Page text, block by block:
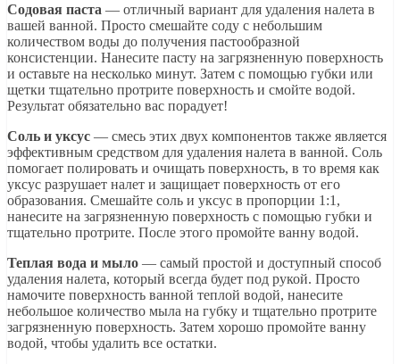
Содовая паста — отличный вариант для удаления налета в
вашей ванной. Просто смешайте соду с небольшим
количеством воды до получения пастообразной
консистенции. Нанесите пасту на загрязненную поверхность
и оставьте на несколько минут. Затем с помощью губки или
щетки тщательно протрите поверхность и смойте водой.
Результат обязательно вас порадует!
Соль и уксус — смесь этих двух компонентов также является
эффективным средством для удаления налета в ванной. Соль
помогает полировать и очищать поверхность, в то время как
уксус разрушает налет и защищает поверхность от его
образования. Смешайте соль и уксус в пропорции 1:1,
нанесите на загрязненную поверхность с помощью губки и
тщательно протрите. После этого промойте ванну водой.
Теплая вода и мыло — самый простой и доступный способ
удаления налета, который всегда будет под рукой. Просто
намочите поверхность ванной теплой водой, нанесите
небольшое количество мыла на губку и тщательно протрите
загрязненную поверхность. Затем хорошо промойте ванну
водой, чтобы удалить все остатки.